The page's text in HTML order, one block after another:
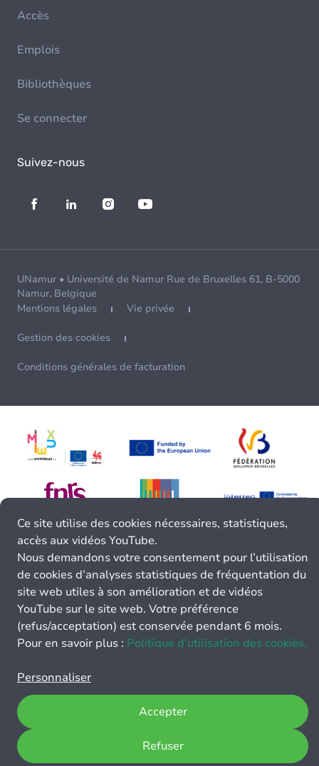
Accès
Emplois
Bibliothèques
Se connecter
Suivez-nous
UNamur • Université de Namur Rue de Bruxelles 61, B-5000
Namur, Belgique
Mentions légales
Vie privée
Gestion des cookies
Conditions générales de facturation
Ce site utilise des cookies nécessaires, statistiques,
accès aux vidéos YouTube.
Nous demandons votre consentement pour l’utilisation
de cookies d’analyses statistiques de fréquentation du
site web utiles à son amélioration et de vidéos
YouTube sur le site web. Votre préférence
(refus/acceptation) est conservée pendant 6 mois.
Pour en savoir plus : Politique d’utilisation des cookies.
Personnaliser
Refuser
Accepter